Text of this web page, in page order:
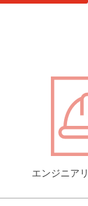
エンジニア